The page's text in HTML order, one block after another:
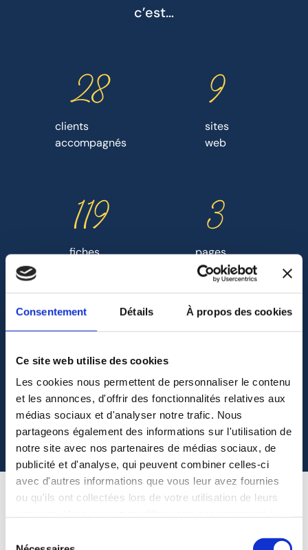
Consentement Détails À propos des cookies
Ce site web utilise des cookies
Les cookies nous permettent de personnaliser le contenu
et les annonces, d'offrir des fonctionnalités relatives aux
médias sociaux et d'analyser notre trafic. Nous
partageons également des informations sur l'utilisation de
notre site avec nos partenaires de médias sociaux, de
publicité et d'analyse, qui peuvent combiner celles-ci
avec d'autres informations que vous leur avez fournies
ou qu'ils ont collectées lors de votre utilisation de leurs
technologies que nous utilisons" de notre politique de
c’est…
clients
accompagnés
68
sites
web
23
fiches
282
pages
de vente
8
articles
de blog
268
espressos
4 380